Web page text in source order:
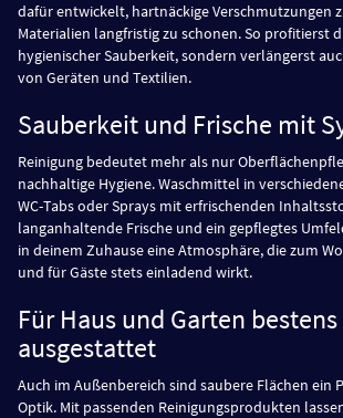
dafür entwickelt, hartnäckige Verschmutzungen
Materialien langfristig zu schonen. So profitierst
hygienischer Sauberkeit, sondern verlängerst
von Geräten und Textilien.
Sauberkeit und Frische mit
Reinigung bedeutet mehr als nur
nachhaltige Hygiene. Waschmittel in
WC-Tabs oder Sprays mit erfrischenden
langanhaltende Frische und ein gepflegtes
in deinem Zuhause eine Atmosphäre, die zum
und für Gäste stets einladend wirkt.
Für Haus und Garten bestens
ausgestattet
Auch im Außenbereich sind saubere Flächen ein
Optik. Mit passenden Reinigungsprodukten